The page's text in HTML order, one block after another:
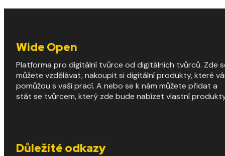
produktu
Wide Open
Platforma pro digitální tvůrce od digitálních tvůrců. Zde
můžete vzdělávat, nakoupit si digitální produkty, které
pomůžou s vaší prací. A nebo se k nám můžete přidat a
stát se tvůrcem, který zde bude nabízet vlastní
Důležíté odkazy